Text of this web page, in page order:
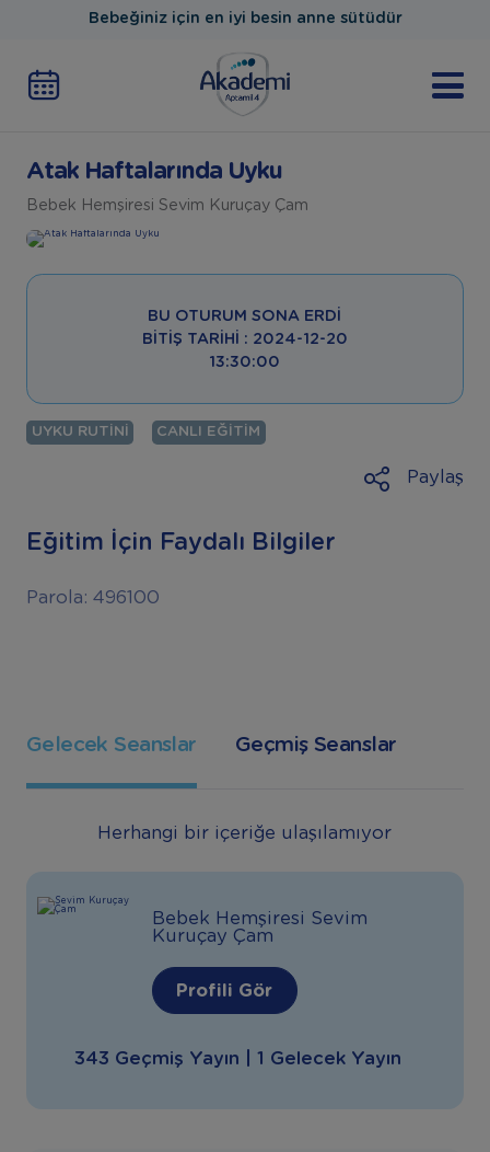
Bebeğiniz için en iyi besin anne sütüdür
Atak Haftalarında Uyku
Bebek Hemşiresi Sevim Kuruçay Çam
BU OTURUM SONA ERDI
BITIŞ TARIHI : 2024-12-20
13:30:00
UYKU RUTINI CANLI EĞITIM
Paylaş
Eğitim İçin Faydalı Bilgiler
Parola: 496100
Gelecek Seanslar Geçmiş Seanslar
Herhangi bir içeriğe ulaşılamıyor
Bebek Hemşiresi Sevim
Kuruçay Çam
Profili Gör
343 Geçmiş Yayın | 1 Gelecek Yayın